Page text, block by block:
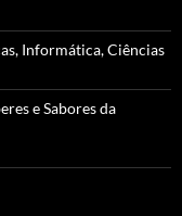
Informática, Ciências
e Sabores da